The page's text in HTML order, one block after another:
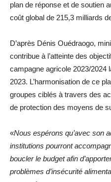
plan de réponse et de soutien
coût global de 215,3 milliards
D’après Dénis Ouédraogo,
contribue à l’atteinte des
campagne agricole 2023/2024
2023. L’harmonisation de ce
groupes ciblés à travers des
de protection des moyens de
«Nous espérons qu’avec son
institutions pourront
boucler le budget afin
problèmes d’insécurité